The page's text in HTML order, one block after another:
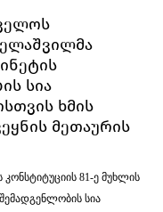
სია
ხმის
მეთაურის
81-ე მუხლის
სია